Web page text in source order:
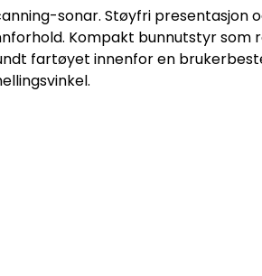
sonar. Støyfri presentasjon
Kompakt bunnutstyr som
fartøyet innenfor en